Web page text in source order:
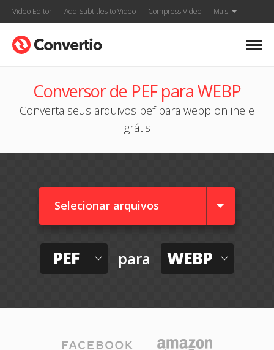
Video Editor Add Subtitles to Video Compress Video Mais
Conversor de PEF para WEBP
Converta seus arquivos pef para webp online e
grátis
Selecionar arquivos
PEF para WEBP